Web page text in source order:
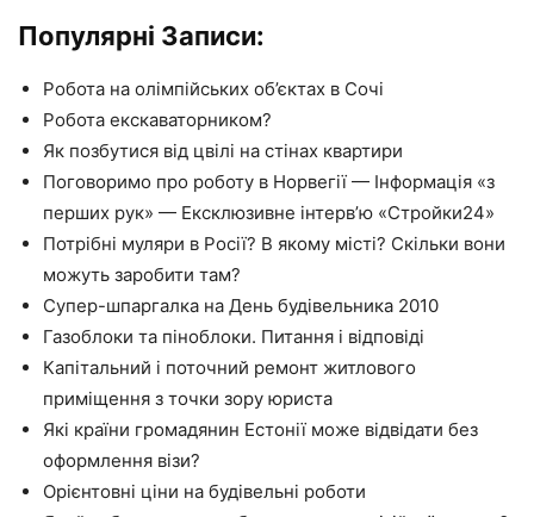
Популярні Записи:
Робота на олімпійських об’єктах в Сочі
Робота екскаваторником?
Як позбутися від цвілі на стінах квартири
Поговоримо про роботу в Норвегії — Інформація «з
перших рук» — Ексклюзивне інтерв’ю «Стройки24»
Потрібні муляри в Росії? В якому місті? Скільки вони
можуть заробити там?
Супер-шпаргалка на День будівельника 2010
Газоблоки та піноблоки. Питання і відповіді
Капітальний і поточний ремонт житлового
приміщення з точки зору юриста
Які країни громадянин Естонії може відвідати без
оформлення візи?
Орієнтовні ціни на будівельні роботи